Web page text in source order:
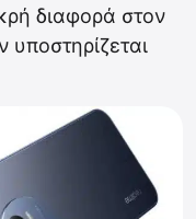
διαφορά στον